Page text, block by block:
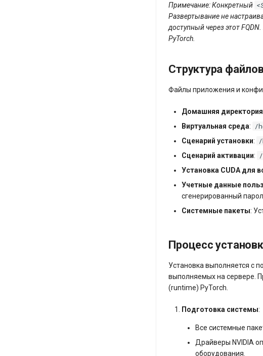
Примечание: Конкретный
Развертывание не
доступный через этот
PyTorch.
Структура
Файлы приложения и
Домашняя
Виртуальная среда: /
Сценарий установки:
Сценарий активации:
Установка CUDA для
Учетные данные
сгенерированный
Системные пакеты:
Процесс
Установка выполняется с
выполняемых на сервере.
(runtime) PyTorch.
Подготовка системы:
Все системные
Драйверы NVIDIA
оборудования.